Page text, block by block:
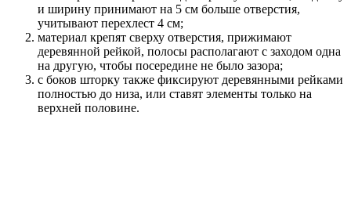
и ширину принимают на 5 см больше отверстия,
учитывают перехлест 4 см;
материал крепят сверху отверстия, прижимают
деревянной рейкой, полосы располагают с заходом одна
на другую, чтобы посередине не было зазора;
с боков шторку также фиксируют деревянными рейками
полностью до низа, или ставят элементы только на
верхней половине.